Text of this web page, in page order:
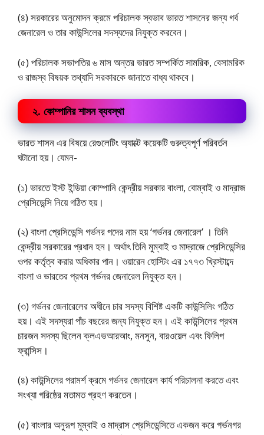
(৪) সরকারের অনুমোদন ক্রমে পরিচালক স্বভাব ভারত শাসনের জন্য গর্ব
জেনারেল ও তার কাউন্সিলের সদস্যদের নিযুক্ত করবেন।
(৫) পরিচালক সভাপতির ৬ মাস অন্তর ভারত সম্পর্কিত সামরিক, বেসামরিক
ও রাজস্ব বিষয়ক তথ্যাদি সরকারকে জানাতে বাধ্য থাকবে।
২. কোম্পানির শাসন ব্যবস্থা
ভারত শাসন এর বিষয়ে রেগুলেটিং অ্যাক্টে কয়েকটি গুরুত্বপূর্ণ পরিবর্তন
ঘটানো হয়। যেমন-
(১) ভারতে ইস্ট ইন্ডিয়া কোম্পানি কেন্দ্রীয় সরকার বাংলা, বোম্বাই ও মাদ্রাজ
প্রেসিডেন্সি নিয়ে গঠিত হয়।
(২) বাংলা প্রেসিডেন্সি গর্ভনর পদের নাম হয় ‘গর্ভনর জেনারেল’ । তিনি
কেন্দ্রীয় সরকারের প্রধান হন। অর্থাৎ তিনি মুম্বাই ও মাদ্রাজে প্রেসিডেন্সির
ওপর কর্তৃত্ব করার অধিকার পান। ওয়ারেন হোস্টিং এর ১৭৭৩ খ্রিস্টাব্দে
বাংলা ও ভারতের প্রথম গর্ভনর জেনারেল নিযুক্ত হন।
(৩) গর্ভনর জেনারেলের অধীনে চার সদস্য বিশিষ্ট একটি কাউন্সিলিং গঠিত
হয়। এই সদস্যরা পাঁচ বছরের জন্য নিযুক্ত হন। এই কাউন্সিলের প্রথম
চারজন সদস্য ছিলেন ক্লএভআরআং, মনসুন, বারওয়েল এবং ফিলিপ
ফ্রান্সিস।
(৪) কাউন্সিলের পরামর্শ ক্রমে গর্ভনর জেনারেল কার্য পরিচালনা করতে এবং
সংখ্যা গরিষ্ঠের মতামত গ্রহণ করতেন।
(৫) বাংলার অনুরূপ মুম্বাই ও মাদ্রাস প্রেসিডেন্সিতে একজন করে গর্ভনগর